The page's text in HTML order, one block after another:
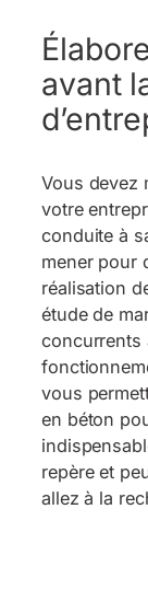
avant
Vous devez
votre
conduite à
mener pour
réalisation
étude de
concurrents
vous
en béton
repère et
allez à la